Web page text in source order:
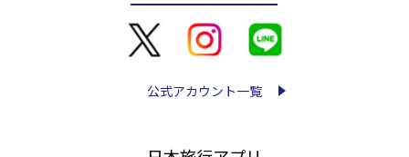
公式アカウント一覧